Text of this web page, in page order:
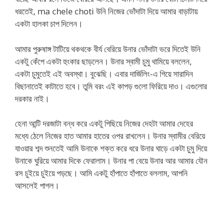
ধরতেই, ma chele choti উনি নিজের ভোঁদাটা দিয়ে আমার বাড়াটায়
একটা হালকা চাপ দিলেন।
আমার পুরুষাঙ্গ টাটিয়ে থকথকে বীর্য বেরিয়ে উনার ভোঁদাটা ভরে দিতেই উনি
একটু কেঁপে একটা হুংকার ছাড়লেন। উনার স্বামী চুমু থামিয়ে বললেন,
একটা চুমুতেই এই অবস্থা। বুঝেছি। এবার দার্জিলিং-এ গিয়ে সারাদিন
বিছানাতেই কাটাতে হবে। তুমি বরং এই কাপড় গুলো ফিরিয়ে দাও। এগুলোর
দরকার নাই।
হেনা আন্টি দরজাটা বন্ধ করে একটু পিছিয়ে নিজের দেহটা আমার দেহের
মধ্যে ঠেলে নিজের হাত আমার হাতের ওপর রাখলেন। উনার স্বামীর বেরিয়ে
যাওয়ার শব্দ শুনতেই আমি উনাকে শক্ত করে ধরে উনার ঘাড়ে একটা চুমু দিয়ে
উনাকে ঘুরিয়ে আমার দিকে ফেরালাম। উনার পা বেয়ে উনার আর আমার যৌন
রস চুইয়ে চুইয়ে পড়ছে। আমি একটু হাঁপাতে হাঁপাতে বললাম, আপনি
আসলেই পাগল।